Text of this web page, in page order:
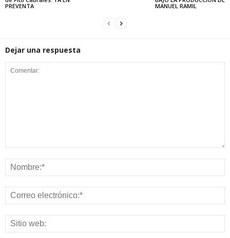
PREVENTA
MANUEL RAMIL
Dejar una respuesta